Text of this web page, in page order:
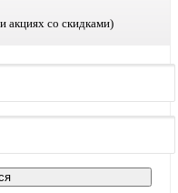
акциях со скидками)